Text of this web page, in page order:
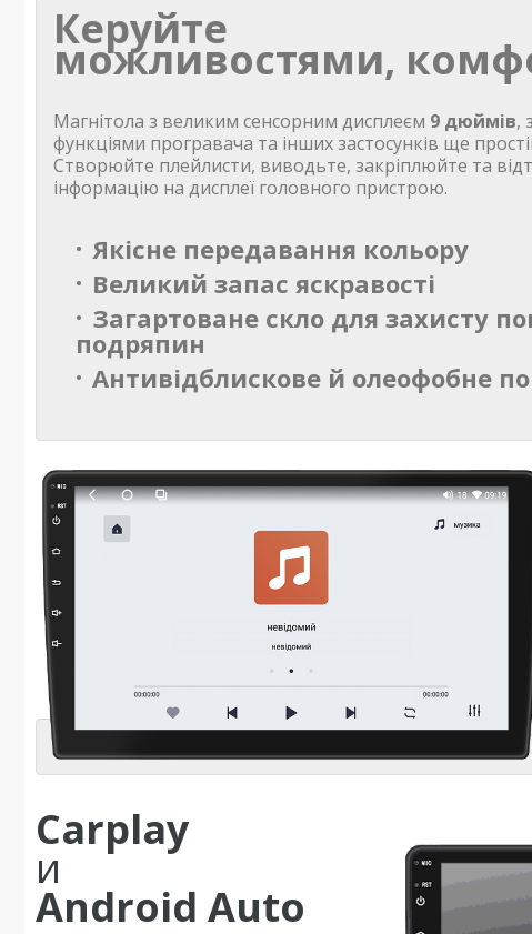
Керуйте
можливостями,
Магнітола з великим сенсорним дисплеєм 9 дюймів,
функціями програвача та інших застосунків ще
Створюйте плейлисти, виводьте, закріплюйте та
інформацію на дисплеї головного пристрою.
Якісне передавання кольору
Великий запас яскравості
Загартоване скло для захисту
подряпин
Антивідблискове й олеофобне
Carplay
и
Android Auto